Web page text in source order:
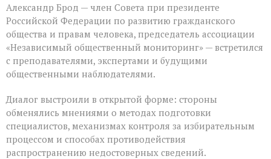
Александр Брод — член Совета при президенте
Российской Федерации по развитию гражданского
общества и правам человека, председатель ассоциации
«Независимый общественный мониторинг» — встретился
с преподавателями, экспертами и будущими
общественными наблюдателями.
Диалог выстроили в открытой форме: стороны
обменялись мнениями о методах подготовки
специалистов, механизмах контроля за избирательным
процессом и способах противодействия
распространению недостоверных сведений.